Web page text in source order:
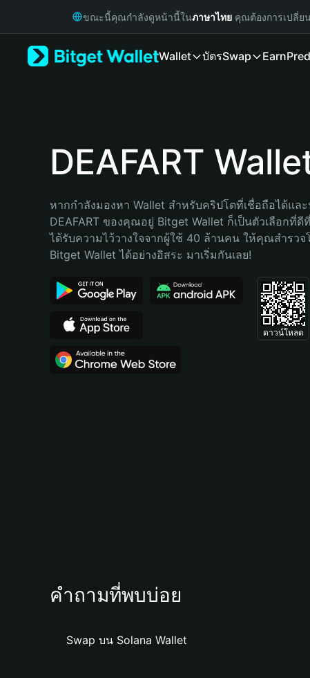
Русский
Bahasa Indonesia
Português (Brasil)
ขณะนี้คุณกำลังดูหน้านี้ในภาษาไทย คุณต้องการเปลี่ย
Wallet บัตรSwap Earn
DEAFART
หากกำลังมองหา Wallet สำหรับคริปโตที่เชื่อถือได้แล
DEAFART ของคุณอยู่ Bitget Wallet ก็เป็นตัวเลือกที่
ได้รับความไว้วางใจจากผู้ใช้ 40 ล้านคน ให้คุณสำรวจ
Bitget Wallet ได้อย่างอิสระ มาเริ่มกันเลย!
ดาวน์โหลด
คำถามที่พบบ่อย
Swap บน Solana Wallet